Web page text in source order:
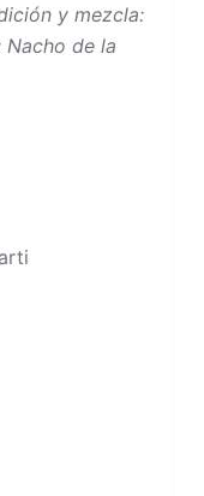
y mezcla:
Nacho de la